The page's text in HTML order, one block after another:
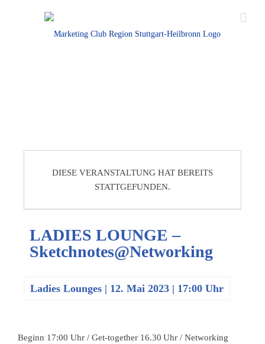
DIESE VERANSTALTUNG HAT BEREITS
STATTGEFUNDEN.
LADIES LOUNGE –
Sketchnotes@Networking
Ladies Lounges | 12. Mai 2023 | 17:00 Uhr
Beginn 17:00 Uhr / Get-together 16.30 Uhr / Networking